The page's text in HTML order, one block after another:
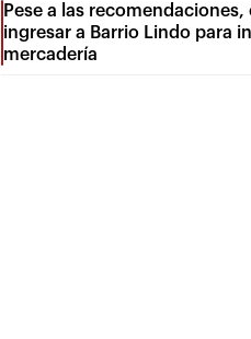
Pese a las
ingresar a Barrio Lindo para
mercadería